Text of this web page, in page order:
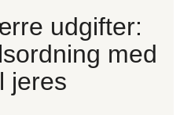
udgifter:
med
jeres